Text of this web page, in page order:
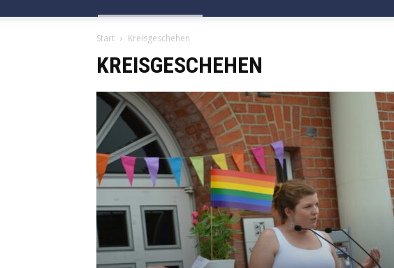
Start Kreisgeschehen
KREISGESCHEHEN